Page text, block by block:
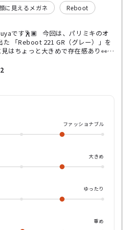
に見えるメガネ Reboot
です🕺🏿 今回は、パリミキのオ
た 「Reboot 221 GR（グレー）」を
はちょっと大きめで存在感あり👀
90年代っぽいワイドな形なんです
重く見えにくいんです🙈 このGR
クリアグレー🩶 ブラックほどキメ
ーより落ち着いて見えるので、 「初
ラフコーデでも、これかけるだけで
🌚 横から見たときのデザインも実は
タルパーツやさりげない装飾が効い
ゃんとおしゃれ感あり🤵‍♂️ レンズの
ランス取りやすいのも嬉しいところ
出したくないけど、普通すぎるのは
どハマる一本 ぜひ一度、店頭でか
でした、それではまた💁‍♂️
ファッショナブル
大きめ
ゆったり
重め